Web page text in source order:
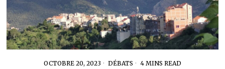
OCTOBRE 20, 2023 DÉBATS 4 MINS READ